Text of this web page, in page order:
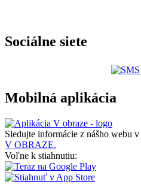
Sociálne siete
Mobilná aplikácia
Sledujte informácie z nášho webu v
V OBRAZE.
Voľne k stiahnutiu: